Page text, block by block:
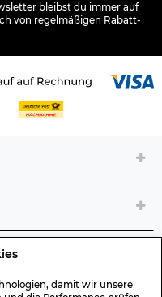
damit wir unsere
bleibst du immer auf
von regelmäßigen Rabatt-